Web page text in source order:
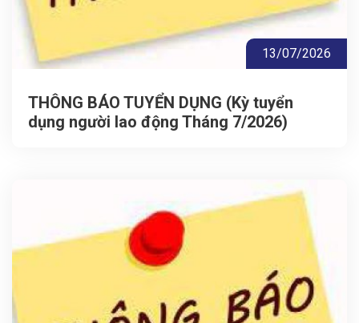
13/07/2026
THÔNG BÁO TUYỂN DỤNG (Kỳ tuyển
dụng người lao động Tháng 7/2026)